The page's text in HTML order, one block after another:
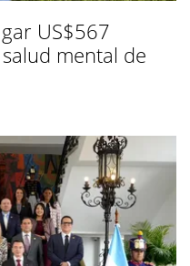
US$567
mental de